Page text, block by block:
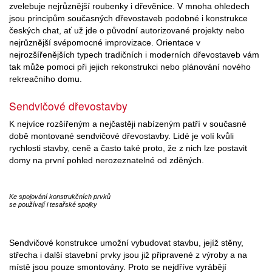
zvelebuje nejrůznější roubenky i dřevěnice. V mnoha ohledech
jsou principům současných dřevostaveb podobné i konstrukce
českých chat, ať už jde o původní autorizované projekty nebo
nejrůznější svépomocné improvizace. Orientace v
nejrozšířenějších typech tradičních i moderních dřevostaveb vám
tak může pomoci při jejich rekonstrukci nebo plánování nového
rekreačního domu.
Sendvičové dřevostavby
K nejvíce rozšířeným a nejčastěji nabízeným patří v současné
době montované sendvičové dřevostavby. Lidé je volí kvůli
rychlosti stavby, ceně a často také proto, že z nich lze postavit
domy na první pohled nerozeznatelné od zděných.
Ke spojování konstrukčních prvků
se používají i tesařské spojky
Sendvičové konstrukce umožní vybudovat stavbu, jejíž stěny,
střecha i další stavební prvky jsou již připravené z výroby a na
místě jsou pouze smontovány. Proto se nejdříve vyrábějí